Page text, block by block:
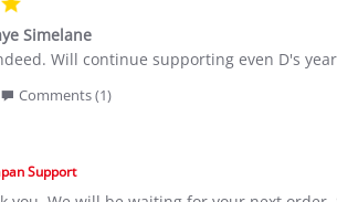
rating
Simelane
Will continue supporting even D's
on
Comments (1)
Support